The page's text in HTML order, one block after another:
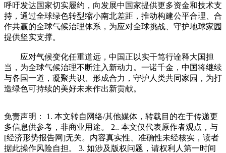
呼吁发达国家切实履约，向发展中国家提供更多资金和技术支
持，通过全球绿色转型缩小南北差距，推动构建公平合理、合
作共赢的全球气候治理体系，为应对全球挑战、守护地球家园
提供坚实支撑。
应对气候变化任重道远，中国正以实干笃行诠释大国担
当，为全球气候治理不断注入新动力。一诺千金，中国将继续
与各国一道，凝聚共识、形成合力，守护人类共同家园，为打
造绿色可持续的美好未来作出新贡献。
免责声明： 1. 本文转自网络/其他媒体，转载目的在于传递更
多信息供参考，非商业用途。 2.. 本文仅代表原作者观点，与
[经济形势报告网]无关。内容真实性、准确性未经核实，读者
据此操作风险自担。 3. 如涉及版权问题，请权利人第一时间